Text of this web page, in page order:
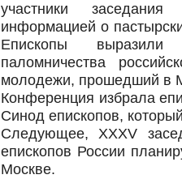
участники
информацией о
Епископы выразили
паломничества
молодежи, прошедший в
Конференция избрала
Синод епископов,
Следующее, XXXV
епископов России
Москве.